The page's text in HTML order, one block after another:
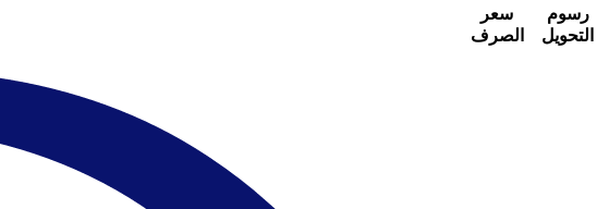
سعر
الصرف
رسوم
التحويل